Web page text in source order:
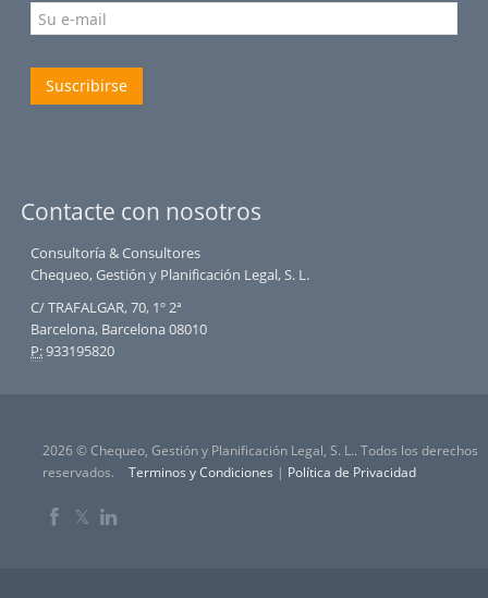
Suscribirse
Contacte con nosotros
Consultoría & Consultores
Chequeo, Gestión y Planificación Legal, S. L.
C/ TRAFALGAR, 70, 1º 2ª
Barcelona, Barcelona 08010
P:933195820
2026 © Chequeo, Gestión y Planificación Legal, S. L.. Todos los derechos
reservados.
Terminos y Condiciones | Política de Privacidad
𝕏